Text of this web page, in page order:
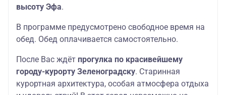
высоту Эфа.
В программе предусмотрено свободное время на
обед. Обед оплачивается самостоятельно.
После Вас ждёт прогулка по красивейшему
городу-курорту Зеленоградску. Старинная
курортная архитектура, особая атмосфера отдыха